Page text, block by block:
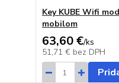
Key KUBE Wifi
mobilom
63,60 €/ks
51,71 € bez DPH